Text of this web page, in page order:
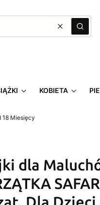
WyczyśćSzukaj
KOBIETA
18 Miesięcy
dla